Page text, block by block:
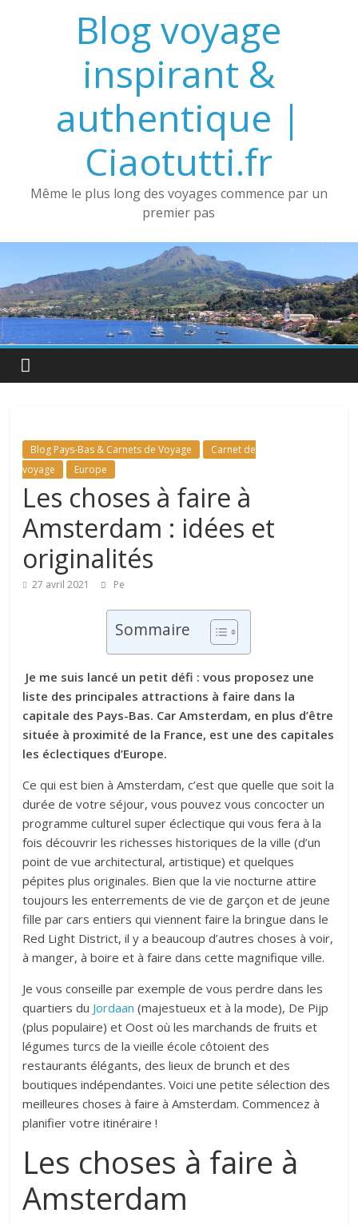
Blog voyage
inspirant &
authentique |
Ciaotutti.fr
Même le plus long des voyages commence par un
premier pas
Blog Pays-Bas & Carnets de Voyage
Carnet de
voyage
Europe
Les choses à faire à
Amsterdam : idées et
originalités
27 avril 2021 Pe
Sommaire
Je me suis lancé un petit défi : vous proposez une
liste des principales attractions à faire dans la
capitale des Pays-Bas. Car Amsterdam, en plus d’être
située à proximité de la France, est une des capitales
les éclectiques d’Europe.
Ce qui est bien à Amsterdam, c’est que quelle que soit la
durée de votre séjour, vous pouvez vous concocter un
programme culturel super éclectique qui vous fera à la
fois découvrir les richesses historiques de la ville (d’un
point de vue architectural, artistique) et quelques
pépites plus originales. Bien que la vie nocturne attire
toujours les enterrements de vie de garçon et de jeune
fille par cars entiers qui viennent faire la bringue dans le
Red Light District, il y a beaucoup d’autres choses à voir,
à manger, à boire et à faire dans cette magnifique ville.
Je vous conseille par exemple de vous perdre dans les
quartiers du Jordaan (majestueux et à la mode), De Pijp
(plus populaire) et Oost où les marchands de fruits et
légumes turcs de la vieille école côtoient des
restaurants élégants, des lieux de brunch et des
boutiques indépendantes. Voici une petite sélection des
meilleures choses à faire à Amsterdam. Commencez à
planifier votre itinéraire !
Les choses à faire à
Amsterdam